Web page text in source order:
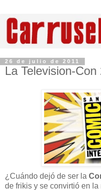
26 de julio de 2011
La Television-Con
¿Cuándo dejó de ser la
de frikis y se convirtió en